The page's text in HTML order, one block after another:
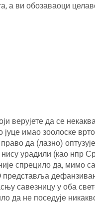
а ви обозаваоци
верујете да се
јуце имао зоолоске
да (лазно)
урадили (као нпр
спрецило да, мимо
савезницу у оба
да не поседује